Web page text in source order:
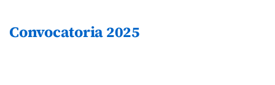
Convocatoria 2025